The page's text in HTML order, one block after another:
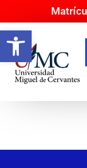
Abrir